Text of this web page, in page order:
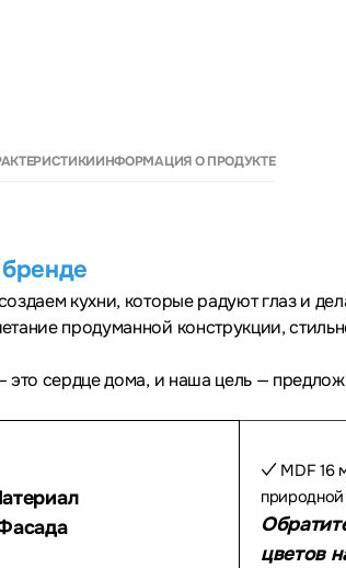
ИНФОРМАЦИЯ О ПРОДУКТЕ
кухни, которые радуют глаз и
продуманной конструкции,
это сердце дома, и наша цель —
✓ MDF 16
цветов